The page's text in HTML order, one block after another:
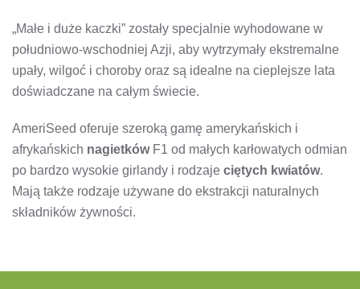
„Małe i duże kaczki” zostały specjalnie wyhodowane w
południowo-wschodniej Azji, aby wytrzymały ekstremalne
upały, wilgoć i choroby oraz są idealne na cieplejsze lata
doświadczane na całym świecie.
AmeriSeed oferuje szeroką gamę amerykańskich i
afrykańskich nagietkówF1 od małych karłowatych odmian
po bardzo wysokie girlandy i rodzaje ciętych kwiatów.
Mają także rodzaje używane do ekstrakcji naturalnych
składników żywności.